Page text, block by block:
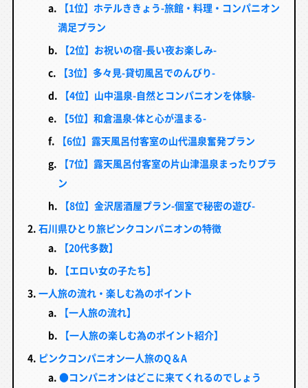
【1位】ホテルききょう-旅館・料理・コンパニオン
満足プラン
【2位】お祝いの宿-長い夜お楽しみ-
【3位】多々見-貸切風呂でのんびり-
【4位】山中温泉-自然とコンパニオンを体験-
【5位】和倉温泉-体と心が温まる-
【6位】露天風呂付客室の山代温泉奮発プラン
【7位】露天風呂付客室の片山津温泉まったりプラ
ン
【8位】金沢居酒屋プラン-個室で秘密の遊び-
石川県ひとり旅ピンクコンパニオンの特徴
【20代多数】
【エロい女の子たち】
一人旅の流れ・楽しむ為のポイント
【一人旅の流れ】
【一人旅の楽しむ為のポイント紹介】
ピンクコンパニオン一人旅のQ＆A
●コンパニオンはどこに来てくれるのでしょう